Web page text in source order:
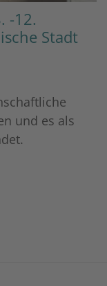
-12.
Stadt
und es als